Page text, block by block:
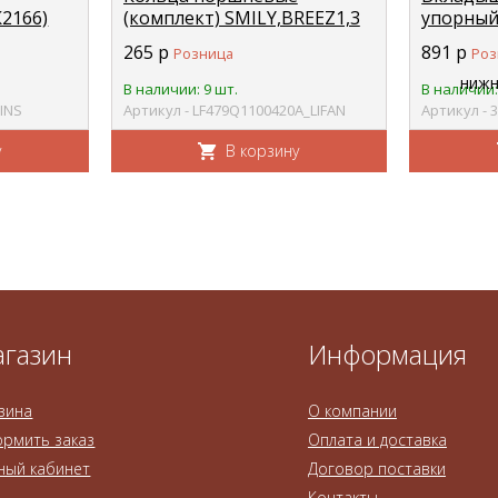
(комплект) SMILY,BREEZ1,3
LIFAN LF479Q1-100420A
265 р Розница
В наличии: 9 шт.
Артикул - LF479Q1100420A_LIFAN
В корзину
(1шт.)
DCEC
891 р
В
Артикул -
заказ
кабинет
Информация
О компании
Оплата и доставка
Договор поставки